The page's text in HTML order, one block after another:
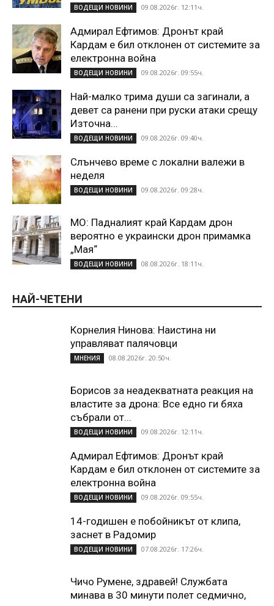
ВОДЕЩИ НОВИНИ 09.08.2026г. 12:11ч.
Адмирал Ефтимов: Дронът край
Кардам е бил отклонен от системите за
електронна война
ВОДЕЩИ НОВИНИ 09.08.2026г. 09:55ч.
Най-малко трима души са загинали, а
девет са ранени при руски атаки срещу
Източна...
ВОДЕЩИ НОВИНИ 09.08.2026г. 09:40ч.
Слънчево време с локални валежи в
неделя
ВОДЕЩИ НОВИНИ 09.08.2026г. 09:28ч.
МО: Падналият край Кардам дрон
вероятно е украински дрон примамка
„Мая“
ВОДЕЩИ НОВИНИ 08.08.2026г. 18:11ч.
НАЙ-ЧЕТЕНИ
Корнелия Нинова: Наистина ни
управляват палячовци
МНЕНИЯ 08.08.2026г. 20:50ч.
Борисов за неадекватната реакция на
властите за дрона: Все едно ги бяха
събрали от...
ВОДЕЩИ НОВИНИ 09.08.2026г. 12:11ч.
Адмирал Ефтимов: Дронът край
Кардам е бил отклонен от системите за
електронна война
ВОДЕЩИ НОВИНИ 09.08.2026г. 09:55ч.
14-годишен е побойникът от клипа,
заснет в Радомир
ВОДЕЩИ НОВИНИ 07.08.2026г. 17:26ч.
Чичо Румене, здравей! Службата
минава в 30 минути полет седмично,